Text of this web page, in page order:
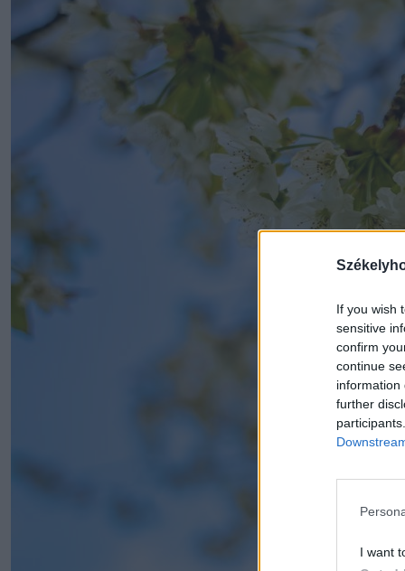
If you wish
sensitive
confirm
continue
information
further
I want